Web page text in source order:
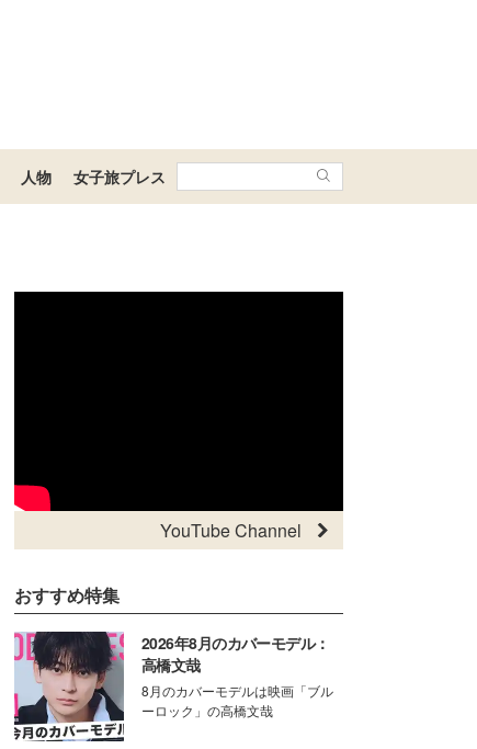
人物 女子旅プレス
YouTube Channel
おすすめ特集
2026年8月のカバーモデル：
高橋文哉
8月のカバーモデルは映画「ブル
ーロック」の高橋文哉